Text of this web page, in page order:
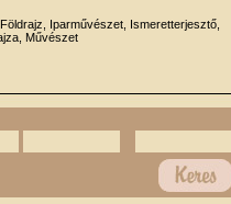
Iparművészet, Ismeretterjesztő,
Művészet